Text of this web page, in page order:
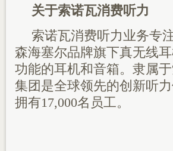
关于索诺瓦消费听力
索诺瓦消费听力业务专
森海塞尔品牌旗下真无线
功能的耳机和音箱。隶属
集团是全球领先的创新听
拥有17,000名员工。